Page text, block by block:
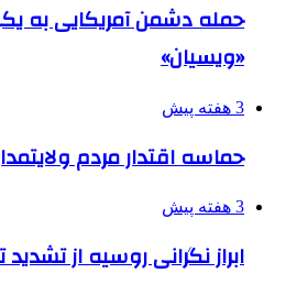
حمله دشمن آمریکایی به
«ویسیان»
3 هفته پیش
حماسه اقتدار مردم
3 هفته پیش
ابراز نگرانی روسیه از